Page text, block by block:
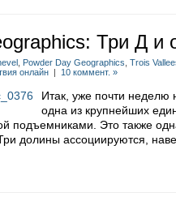
Три Д и
Powder Day Geographics Trois
онлайн | 10 коммент. »
Итак, уже почти
одна из крупнейших
подъемниками. Это также
долины ассоциируются,